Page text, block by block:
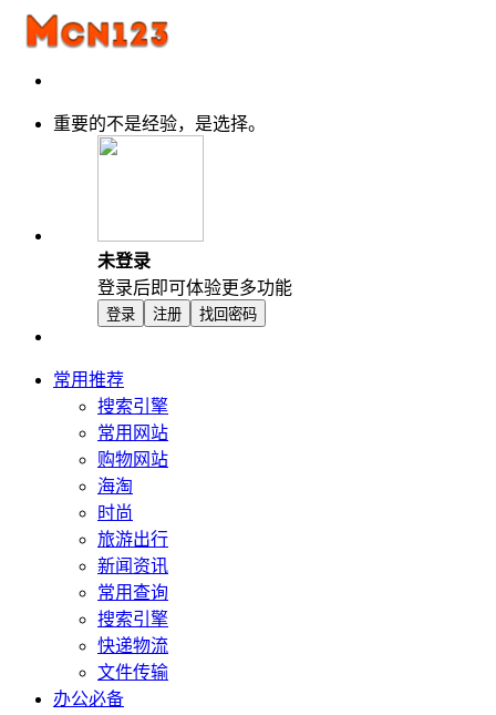
重要的不是经验，是选择。
未登录
登录后即可体验更多功能
登录 注册 找回密码
常用推荐
搜索引擎
常用网站
购物网站
海淘
时尚
旅游出行
新闻资讯
常用查询
搜索引擎
快递物流
文件传输
办公必备